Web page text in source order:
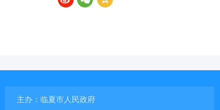
主办：临夏市人民政府